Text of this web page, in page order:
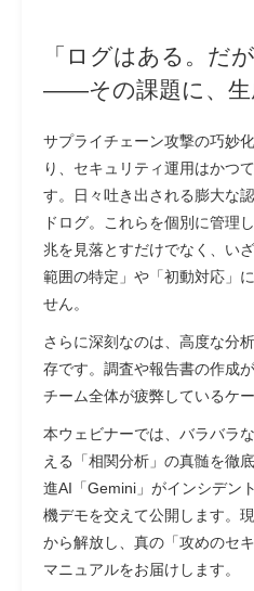
「ログはある。だ
――その課題に、生
サプライチェーン攻撃の巧妙
り、セキュリティ運用はかつ
す。日々吐き出される膨大な
ドログ。これらを個別に管理
兆を見落とすだけでなく、い
範囲の特定」や「初動対応」
せん。
さらに深刻なのは、高度な分
存です。調査や報告書の作成
チーム全体が疲弊しているケ
本ウェビナーでは、バラバラ
える「相関分析」の真髄を徹
進AI「Gemini」がインシデン
機デモを交えて公開します。
から解放し、真の「攻めのセ
マニュアルをお届けします。